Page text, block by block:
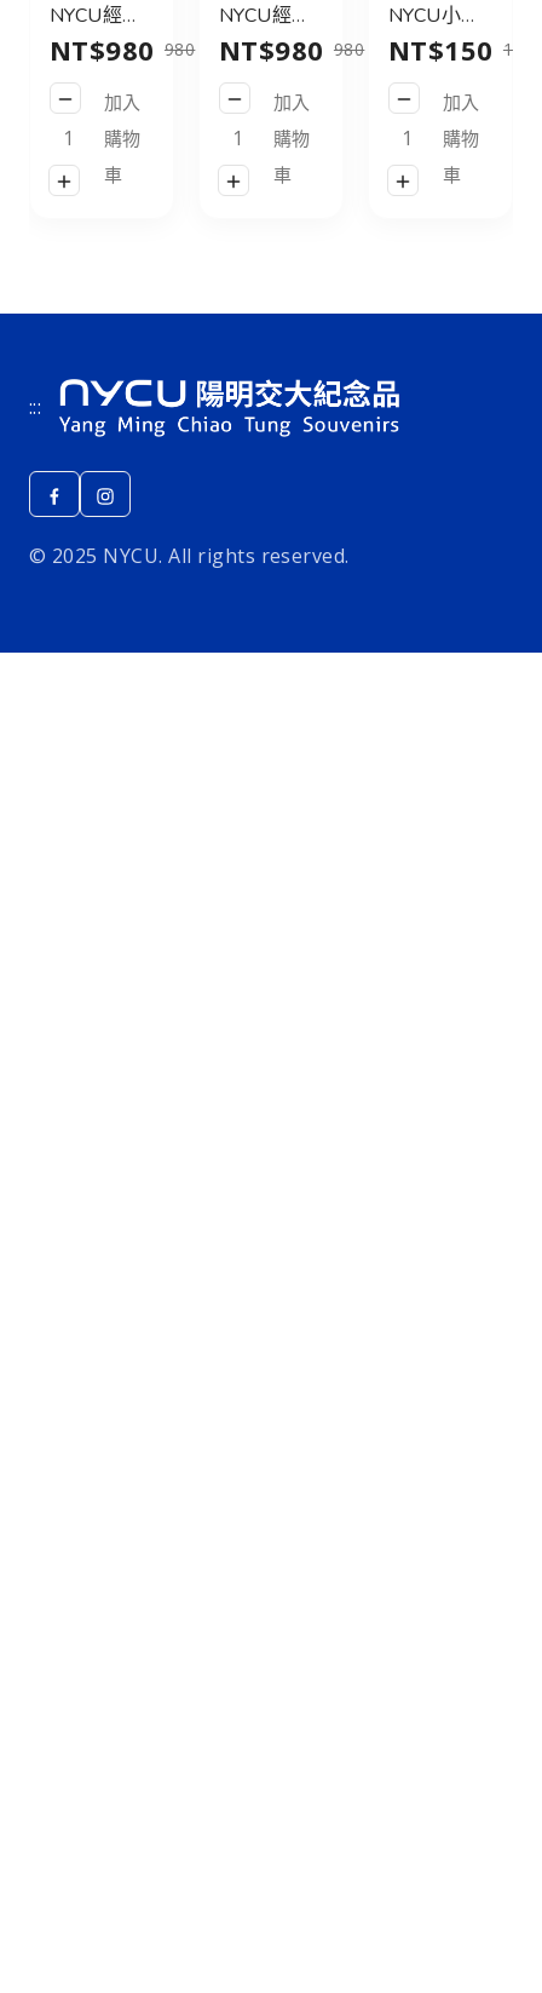
NYCU經典
後背包31L
皮標款_灰
綠／NYCU
Logo
Backpack
31L_Green
NT$980 980
加入
購物
車
NYCU小狐
狸滿版帆布
筆袋_米白
／Fox
Canvas
Pencil
Pouch
NT$150 150
加入
購物
車
交大小書包
20cm_黑／
Small
NYCU
Vintage
School
Bag_20cm
NT$250 250
加入
購物
車
:::
© 2025 NYCU. All rights reserved.